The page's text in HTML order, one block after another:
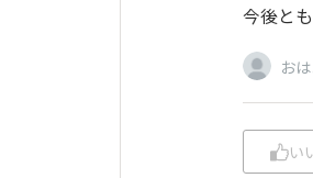
今後と
お
い